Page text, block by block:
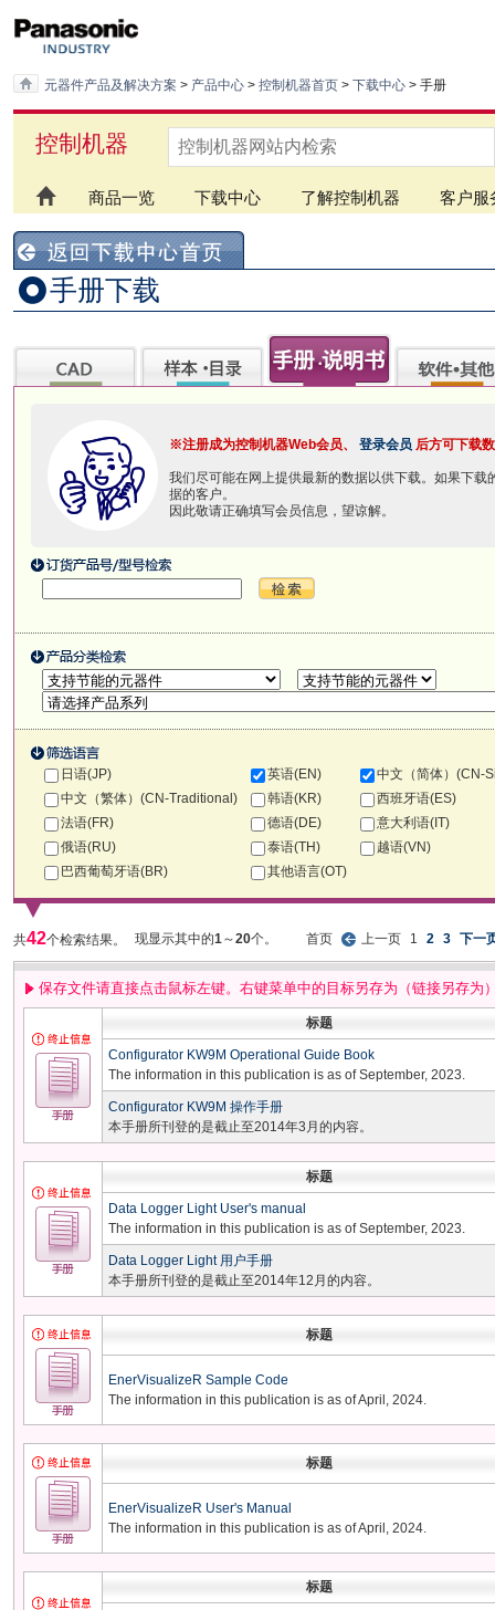
元器件产品及解决方案 > 产品中心 > 控制机器首页 > 下载中心 > 手册
控制机器
商品一览 下载中心 了解控制机器 客户服
手册下载
※注册成为控制机器Web会员、 登录会员 后方可下载
我们尽可能在网上提供最新的数据以供下载。如果下
据的客户。
因此敬请正确填写会员信息，望谅解。
日语(JP) 英语(EN)
中文（简体）(CN-
中文（繁体）(CN-Traditional)
韩语(KR)
西班牙语(ES)
法语(FR)
德语(DE)
意大利语(IT)
俄语(RU)
泰语(TH)
越语(VN)
巴西葡萄牙语(BR)
其他语言(OT)
共42个检索结果。 现显示其中的1～20个。 首页 上一页 1 2 3 下一
保存文件请直接点击鼠标左键。右键菜单中的目标另存为（链接另存为
标题
Configurator KW9M Operational Guide Book
The information in this publication is as of September, 2023.
Configurator KW9M 操作手册
本手册所刊登的是截止至2014年3月的内容。
标题
Data Logger Light User's manual
The information in this publication is as of September, 2023.
Data Logger Light 用户手册
本手册所刊登的是截止至2014年12月的内容。
标题
EnerVisualizeR Sample Code
The information in this publication is as of April, 2024.
标题
EnerVisualizeR User's Manual
The information in this publication is as of April, 2024.
标题